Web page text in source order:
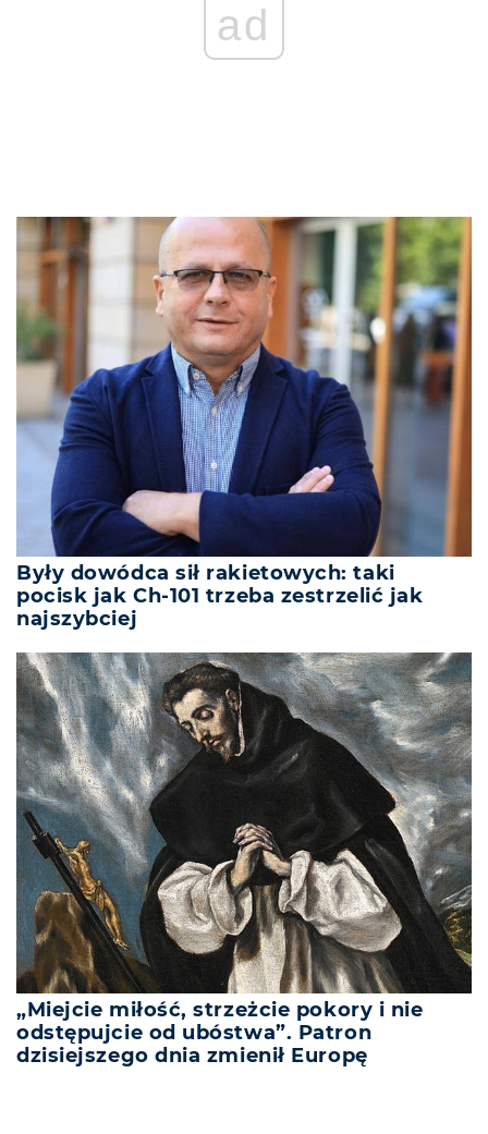
ad
Były dowódca sił rakietowych: taki
pocisk jak Ch-101 trzeba zestrzelić jak
najszybciej
„Miejcie miłość, strzeżcie pokory i nie
odstępujcie od ubóstwa”. Patron
dzisiejszego dnia zmienił Europę